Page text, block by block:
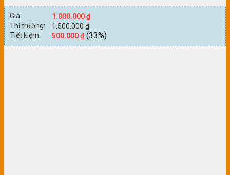
Giá: 1.000.000₫
Thị trường:
1.500.000₫
Tiết kiệm:
500.000₫ (33%)